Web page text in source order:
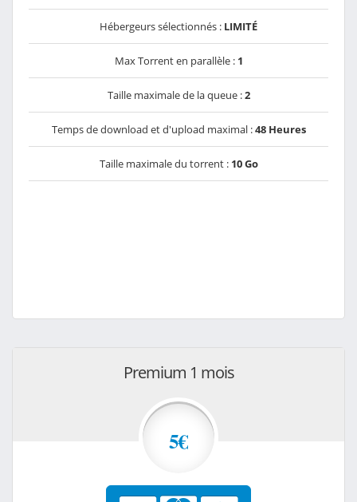
Hébergeurs sélectionnés : LIMITÉ
Max Torrent en parallèle : 1
Taille maximale de la queue :2
Temps de download et d'upload maximal :48 Heures
Taille maximale du torrent : 10 Go
Premium 1 mois
5€